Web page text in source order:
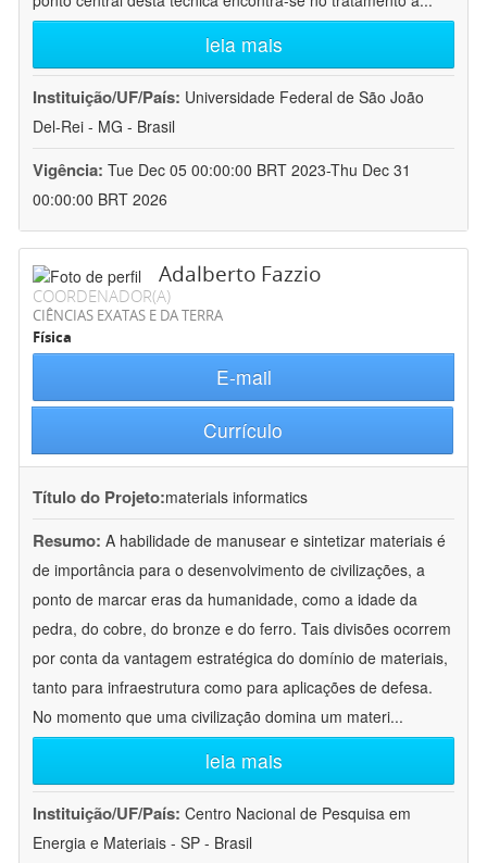
leia mais
Instituição/UF/País: Universidade Federal de São João
Del-Rei - MG - Brasil
Vigência: Tue Dec 05 00:00:00 BRT 2023-Thu Dec 31
00:00:00 BRT 2026
Adalberto Fazzio
COORDENADOR(A)
CIÊNCIAS EXATAS E DA TERRA
Física
E-mail
Currículo
Título do Projeto:materials informatics
Resumo: A habilidade de manusear e sintetizar materiais é
de importância para o desenvolvimento de civilizações, a
ponto de marcar eras da humanidade, como a idade da
pedra, do cobre, do bronze e do ferro. Tais divisões ocorrem
por conta da vantagem estratégica do domínio de materiais,
tanto para infraestrutura como para aplicações de defesa.
No momento que uma civilização domina um materi...
leia mais
Instituição/UF/País: Centro Nacional de Pesquisa em
Energia e Materiais - SP - Brasil